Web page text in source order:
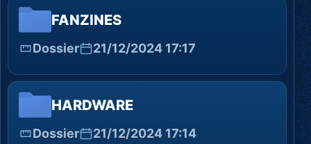
FANZINES
Dossier 21/12/2024 17:17
HARDWARE
Dossier 21/12/2024 17:14